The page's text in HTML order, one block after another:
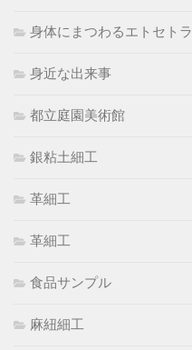
身体にまつわるエトセトラ
身近な出来事
都立庭園美術館
銀粘土細工
革細工
革細工
食品サンプル
麻紐細工